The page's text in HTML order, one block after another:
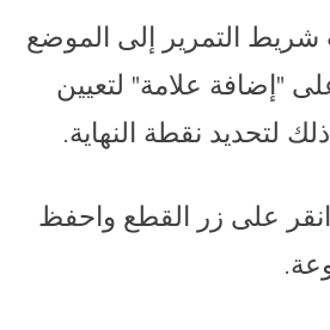
التمرير إلى الموضع
"إضافة علامة" لتعيين
لتحديد نقطة النهاية.
انقر على زر القطع واحفظ